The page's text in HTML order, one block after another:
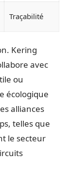
Traçabilité
Kering
avec
ou
écologique
alliances
telles que
le secteur